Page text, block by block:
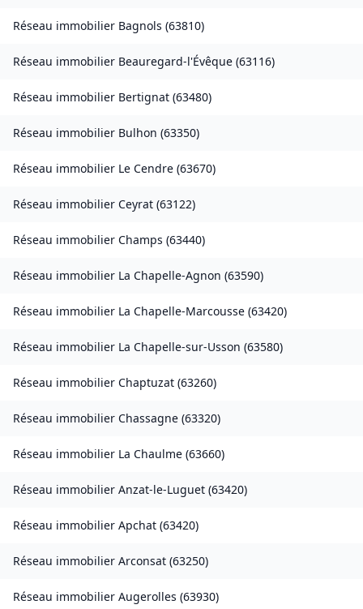
Réseau immobilier Bagnols (63810)
Réseau immobilier Beauregard-l'Évêque (63116)
Réseau immobilier Bertignat (63480)
Réseau immobilier Bulhon (63350)
Réseau immobilier Le Cendre (63670)
Réseau immobilier Ceyrat (63122)
Réseau immobilier Champs (63440)
Réseau immobilier La Chapelle-Agnon (63590)
Réseau immobilier La Chapelle-Marcousse (63420)
Réseau immobilier La Chapelle-sur-Usson (63580)
Réseau immobilier Chaptuzat (63260)
Réseau immobilier Chassagne (63320)
Réseau immobilier La Chaulme (63660)
Réseau immobilier Anzat-le-Luguet (63420)
Réseau immobilier Apchat (63420)
Réseau immobilier Arconsat (63250)
Réseau immobilier Augerolles (63930)